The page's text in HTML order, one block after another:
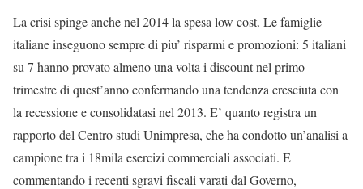
La crisi spinge anche nel 2014 la spesa low cost. Le famiglie
italiane inseguono sempre di piu’ risparmi e promozioni: 5 italiani
su 7 hanno provato almeno una volta i discount nel primo
trimestre di quest’anno confermando una tendenza cresciuta con
la recessione e consolidatasi nel 2013. E’ quanto registra un
rapporto del Centro studi Unimpresa, che ha condotto un’analisi a
campione tra i 18mila esercizi commerciali associati. E
commentando i recenti sgravi fiscali varati dal Governo,